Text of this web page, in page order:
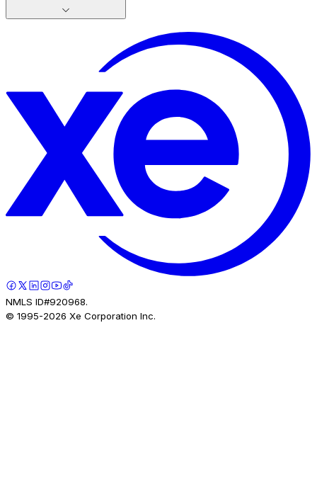
NMLS ID#920968.
© 1995-2026 Xe Corporation Inc.